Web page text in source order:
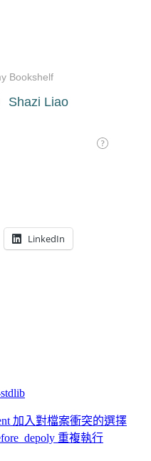
LinkedIn
加入對檔案衝突的選擇
重複執行